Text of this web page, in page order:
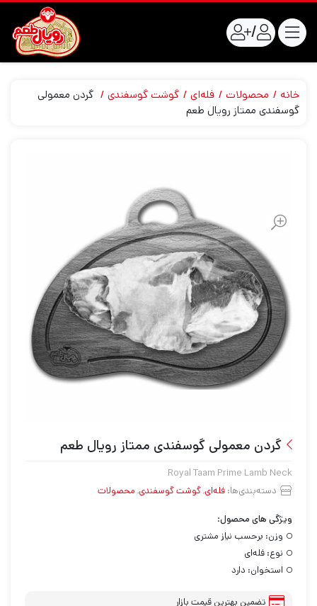
/
خانه محصولات فله‌ای گوشت گوسفندی
گردن معمولی
گوسفندی ممتاز رویال طعم
گردن معمولی گوسفندی ممتاز رویال طعم
Royal Taam Prime Lamb Neck
دسته‌بندی‌ها: فله‌ای,گوشت گوسفندی, محصولات
ویژگی های محصول:
وزن: برحسب نیاز مشتری
نوع: فله‌ای
استخوان: دارد
تضمین بهترین قیمت بازار